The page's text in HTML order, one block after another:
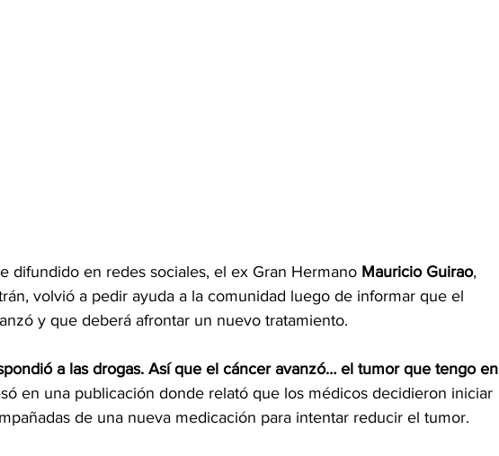
difundido en redes sociales, el ex Gran Hermano Mauricio Guirao,
volvió a pedir ayuda a la comunidad luego de informar que el
y que deberá afrontar un nuevo tratamiento.
a las drogas. Así que el cáncer avanzó… el tumor que tengo en
en una publicación donde relató que los médicos decidieron iniciar
de una nueva medicación para intentar reducir el tumor.